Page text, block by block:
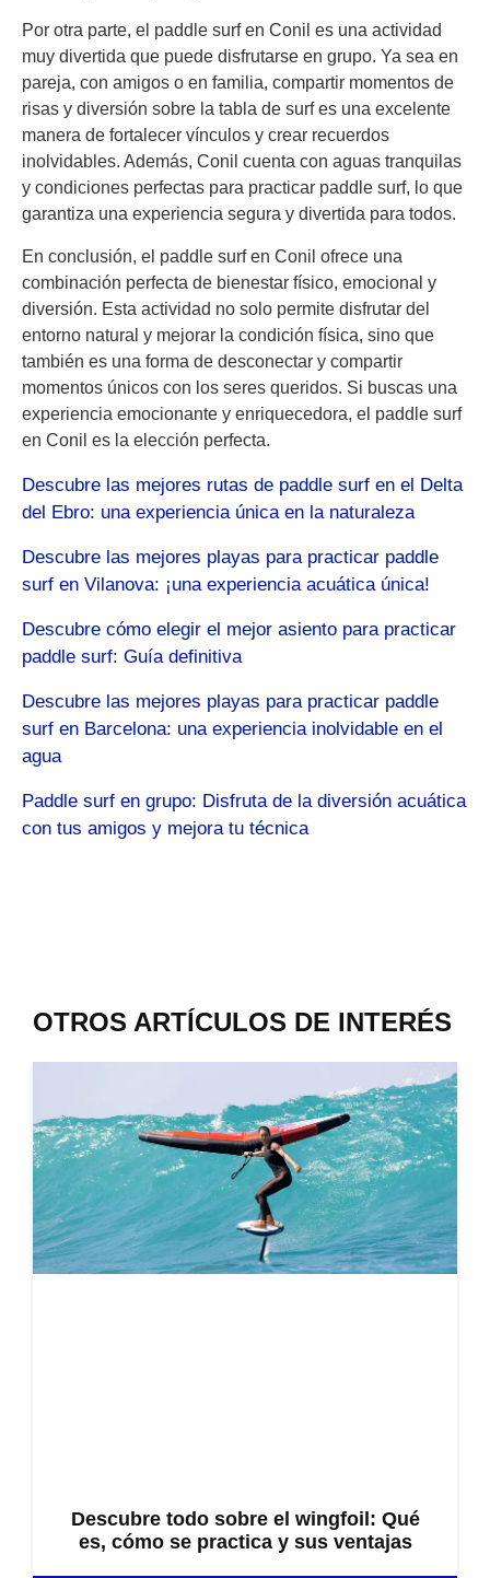
Por otra parte, el paddle surf en Conil es una actividad
muy divertida que puede disfrutarse en grupo. Ya sea en
pareja, con amigos o en familia, compartir momentos de
risas y diversión sobre la tabla de surf es una excelente
manera de fortalecer vínculos y crear recuerdos
inolvidables. Además, Conil cuenta con aguas tranquilas
y condiciones perfectas para practicar paddle surf, lo que
garantiza una experiencia segura y divertida para todos.
En conclusión, el paddle surf en Conil ofrece una
combinación perfecta de bienestar físico, emocional y
diversión. Esta actividad no solo permite disfrutar del
entorno natural y mejorar la condición física, sino que
también es una forma de desconectar y compartir
momentos únicos con los seres queridos. Si buscas una
experiencia emocionante y enriquecedora, el paddle surf
en Conil es la elección perfecta.
Descubre las mejores rutas de paddle surf en el Delta
del Ebro: una experiencia única en la naturaleza
Descubre las mejores playas para practicar paddle
surf en Vilanova: ¡una experiencia acuática única!
Descubre cómo elegir el mejor asiento para practicar
paddle surf: Guía definitiva
Descubre las mejores playas para practicar paddle
surf en Barcelona: una experiencia inolvidable en el
agua
Paddle surf en grupo: Disfruta de la diversión acuática
con tus amigos y mejora tu técnica
OTROS ARTÍCULOS DE INTERÉS
Descubre todo sobre el wingfoil: Qué
es, cómo se practica y sus ventajas